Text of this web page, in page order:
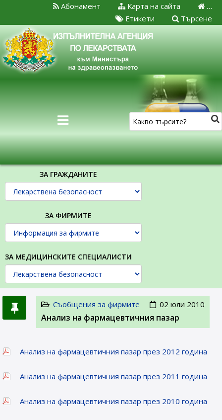
…
Карта на сайта
Абонамент
Търсене
Етикети
ЗА ГРАЖДАНИТЕ
ЗА ФИРМИТЕ
ЗА МЕДИЦИНСКИТЕ СПЕЦИАЛИСТИ
Съобщения за фирмите 02 юли 2010
Анализ на фармацевтичния пазар
Анализ на фармацевтичния пазар през 2012 година
Анализ на фармацевтичния пазар през 2011 година
Анализ на фармацевтичния пазар през 2010 година